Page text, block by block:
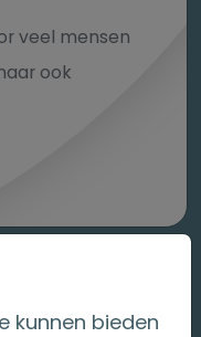
veel mensen
ook
kunnen bieden